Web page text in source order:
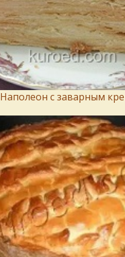
Наполеон с заварным